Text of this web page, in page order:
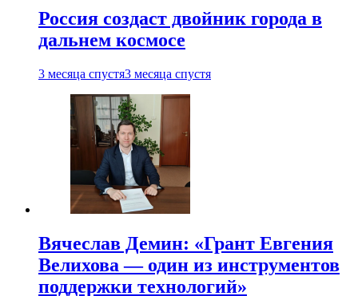
Россия создаст двойник города в
дальнем космосе
3 месяца спустя3 месяца спустя
Вячеслав Демин: «Грант Евгения
Велихова — один из инструментов
поддержки технологий»